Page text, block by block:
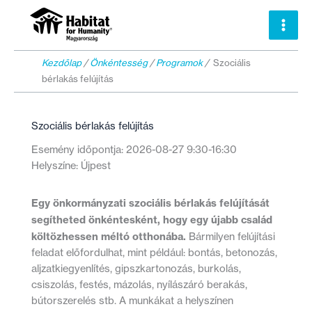
Kezdőlap/Önkéntesség/Programok/ Szociális
bérlakás felújítás
Szociális bérlakás felújítás
Esemény időpontja: 2026-08-27 9:30-16:30
Helyszíne: Újpest
Egy önkormányzati szociális bérlakás felújítását
segítheted önkéntesként, hogy egy újabb család
költözhessen méltó otthonába. Bármilyen felújítási
feladat előfordulhat, mint például: bontás, betonozás,
aljzatkiegyenlítés, gipszkartonozás, burkolás,
csiszolás, festés, mázolás, nyílászáró berakás,
bútorszerelés stb. A munkákat a helyszínen